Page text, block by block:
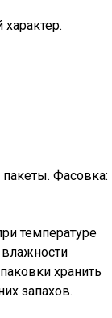
Фасовка:
температуре
хранить
запахов.